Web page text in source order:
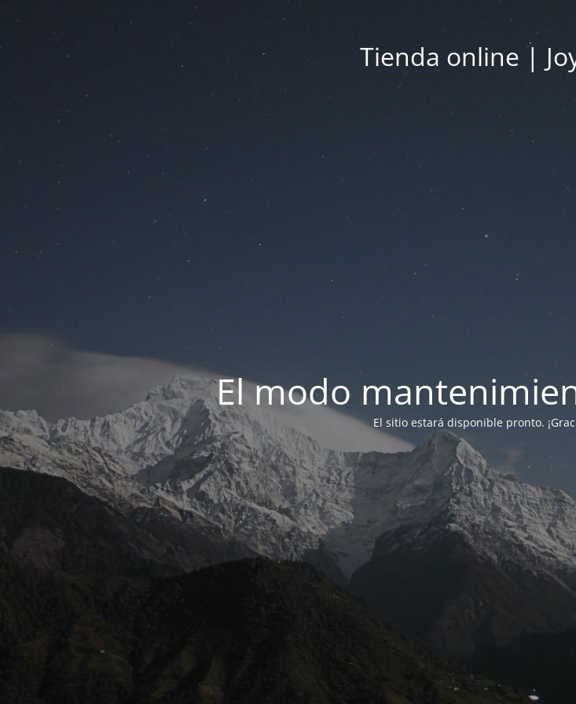
Tienda online |
El modo
El sitio estará disponible pronto.